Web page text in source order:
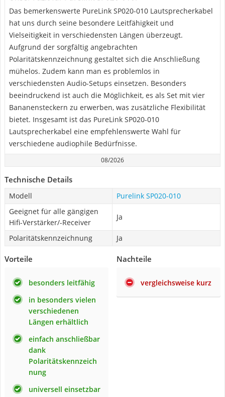
Das bemerkenswerte PureLink SP020-010 Lautsprecherkabel
hat uns durch seine besondere Leitfähigkeit und
Vielseitigkeit in verschiedensten Längen überzeugt.
Aufgrund der sorgfältig angebrachten
Polaritätskennzeichnung gestaltet sich die Anschließung
mühelos. Zudem kann man es problemlos in
verschiedensten Audio-Setups einsetzen. Besonders
beeindruckend ist auch die Möglichkeit, es als Set mit vier
Bananensteckern zu erwerben, was zusätzliche Flexibilität
bietet. Insgesamt ist das PureLink SP020-010
Lautsprecherkabel eine empfehlenswerte Wahl für
verschiedene audiophile Bedürfnisse.
08/2026
Technische Details
Modell
Purelink SP020-010
Geeignet für alle gängigen
Hifi-Verstärker/-Receiver
Ja
Polaritätskennzeichnung Ja
Vorteile
besonders leitfähig
in besonders vielen
verschiedenen
Längen erhältlich
einfach anschließbar
dank
Polaritätskennzeich
nung
universell einsetzbar
Nachteile
vergleichsweise kurz